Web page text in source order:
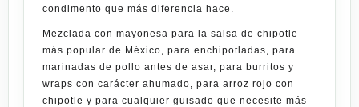
condimento que más diferencia hace.
Mezclada con mayonesa para la salsa de chipotle
más popular de México, para enchipotladas, para
marinadas de pollo antes de asar, para burritos y
wraps con carácter ahumado, para arroz rojo con
chipotle y para cualquier guisado que necesite más